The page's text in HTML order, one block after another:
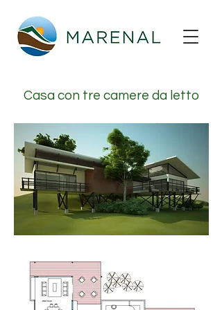
Casa con tre camere da letto